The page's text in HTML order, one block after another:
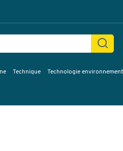
Technique Technologie
Images